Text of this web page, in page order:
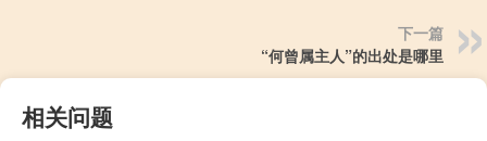
下一篇
“何曾属主人”的出处是哪里
相关问题